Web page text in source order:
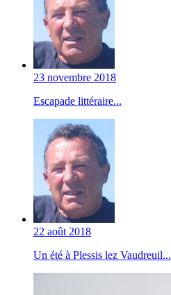
23 novembre 2018
Escapade littéraire...
22 août 2018
Un été à Plessis lez Vaudreuil...